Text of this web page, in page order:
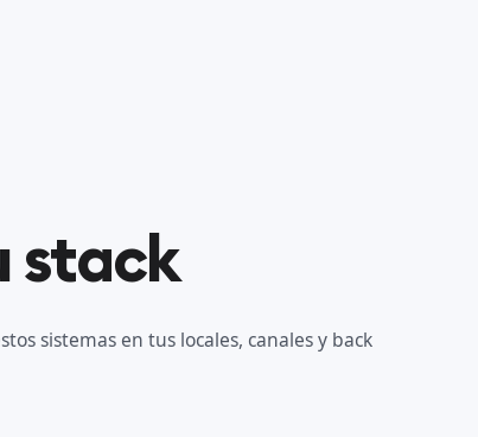
stack
sistemas en tus locales, canales y back